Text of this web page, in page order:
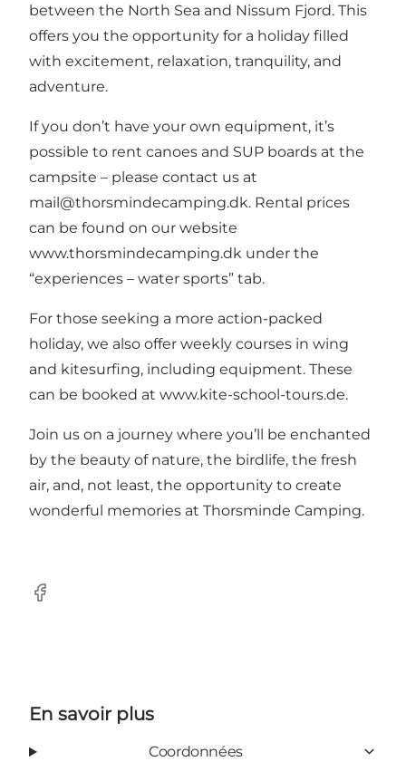
between the North Sea and Nissum Fjord. This
offers you the opportunity for a holiday filled
with excitement, relaxation, tranquility, and
adventure.
If you don’t have your own equipment, it’s
possible to rent canoes and SUP boards at the
campsite – please contact us at
mail@thorsmindecamping.dk. Rental prices
can be found on our website
www.thorsmindecamping.dk under the
“experiences – water sports” tab.
For those seeking a more action-packed
holiday, we also offer weekly courses in wing
and kitesurfing, including equipment. These
can be booked at www.kite-school-tours.de.
Join us on a journey where you’ll be enchanted
by the beauty of nature, the birdlife, the fresh
air, and, not least, the opportunity to create
wonderful memories at Thorsminde Camping.
Facebook
En savoir plus
Coordonnées